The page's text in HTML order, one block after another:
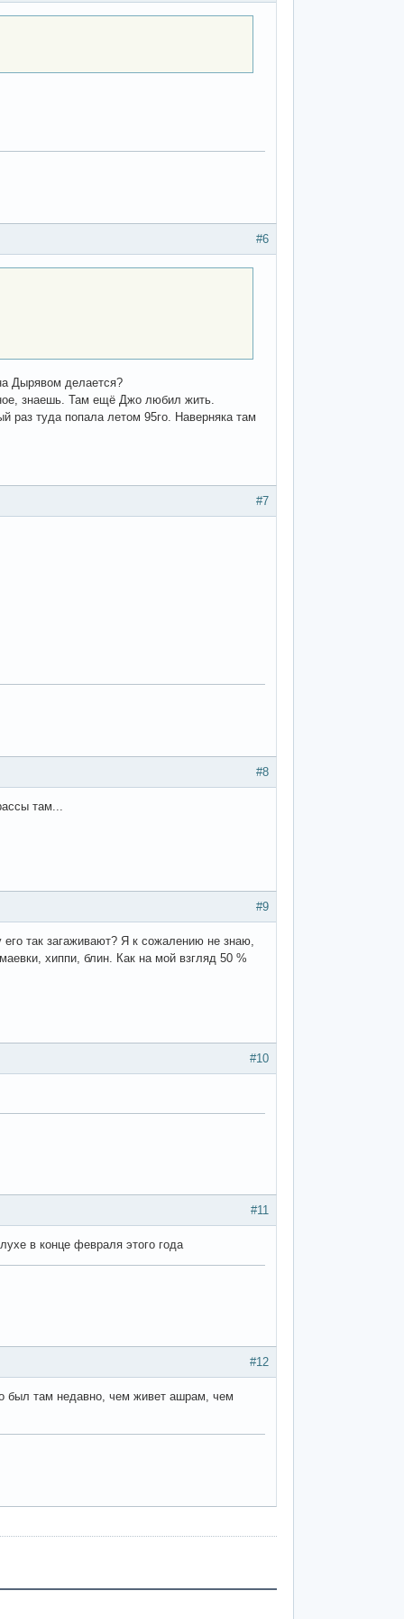
#6
Дырявом делается?
знаешь. Там ещё Джо любил жить.
раз туда попала летом 95го. Наверняка там
#7
#8
там...
#9
так загаживают? Я к сожалению не знаю,
хиппи, блин. Как на мой взгляд 50 %
#10
#11
в конце февраля этого года
#12
был там недавно, чем живет ашрам, чем